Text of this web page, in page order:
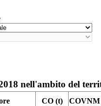
nell'ambito del
CO (t)
COVNM